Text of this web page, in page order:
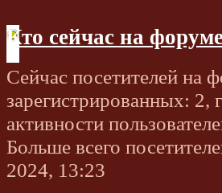
Кто сейчас на
Сейчас посетителей на
зарегистрированных: 2,
активности
Больше всего
2024, 13:23